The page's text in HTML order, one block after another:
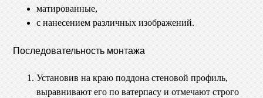
матированные,
с нанесением различных изображений.
Последовательность монтажа
Установив на краю поддона стеновой профиль,
выравнивают его по ватерпасу и отмечают строго